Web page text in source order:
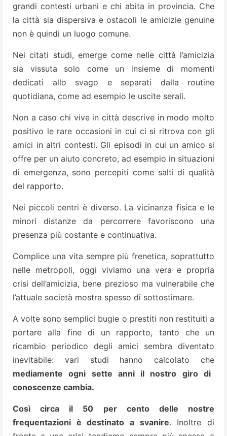
grandi contesti urbani e chi abita in provincia. Che
la città sia dispersiva e ostacoli le amicizie genuine
non è quindi un luogo comune.
Nei citati studi, emerge come nelle città l’amicizia
sia vissuta solo come un insieme di momenti
dedicati allo svago e separati dalla routine
quotidiana, come ad esempio le uscite serali.
Non a caso chi vive in città descrive in modo molto
positivo le rare occasioni in cui ci si ritrova con gli
amici in altri contesti. Gli episodi in cui un amico si
offre per un aiuto concreto, ad esempio in situazioni
di emergenza, sono percepiti come salti di qualità
del rapporto.
Nei piccoli centri è diverso. La vicinanza fisica e le
minori distanze da percorrere favoriscono una
presenza più costante e continuativa.
Complice una vita sempre più frenetica, soprattutto
nelle metropoli, oggi viviamo una vera e propria
crisi dell’amicizia, bene prezioso ma vulnerabile che
l’attuale società mostra spesso di sottostimare.
A volte sono semplici bugie o prestiti non restituiti a
portare alla fine di un rapporto, tanto che un
ricambio periodico degli amici sembra diventato
inevitabile: vari studi hanno calcolato che
mediamente ogni sette anni il nostro giro di
conoscenze cambia.
Così circa il 50 per cento delle nostre
frequentazioni è destinato a svanire. Inoltre di